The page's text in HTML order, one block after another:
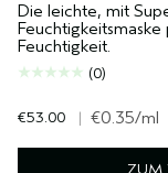
Die leichte, mit
Feuchtigkeit.
(0)
€53.00 | €0.35/ml